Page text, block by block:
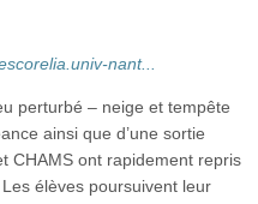
nant...
perturbé – neige et tempête
ainsi que d’une sortie
CHAMS ont rapidement repris
élèves poursuivent leur